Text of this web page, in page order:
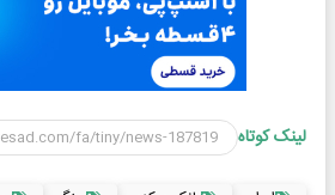
لینک کوتاه